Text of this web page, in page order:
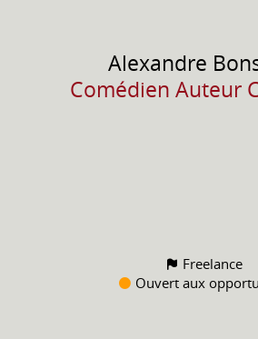
Alexandre
Comédien Auteur
Freelance
Ouvert aux